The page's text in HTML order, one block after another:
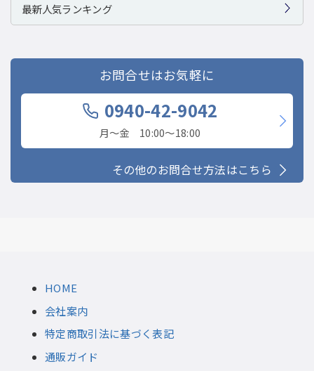
最新人気ランキング
お問合せはお気軽に
0940-42-9042
月〜金 10:00〜18:00
その他のお問合せ方法はこちら
HOME
会社案内
特定商取引法に基づく表記
通販ガイド